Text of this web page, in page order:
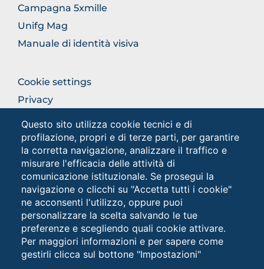
Questo sito utilizza cookie tecnici e di
profilazione, propri e di terze parti, per garantire
la corretta navigazione, analizzare il traffico e
misurare l'efficacia delle attività di
comunicazione istituzionale. Se prosegui la
navigazione o clicchi su "Accetta tutti i cookie"
ne acconsenti l'utilizzo, oppure puoi
personalizzare la scelta salvando le tue
preferenze e scegliendo quali cookie attivare.
Per maggiori informazioni e per sapere come
gestirli clicca sul bottone "Impostazioni"
Campagna 5xmille
Unifg Mag
Manuale di identità visiva
FOOTER
COLONNA
DESTRA
Cookie settings
Privacy
Social